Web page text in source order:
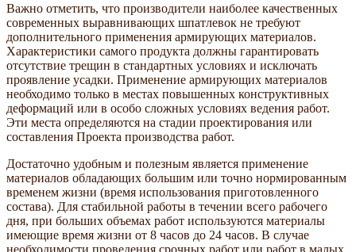
Важно отметить, что производители наиболее качественных
современных выравнивающих шпатлевок не требуют
дополнительного применения армирующих материалов.
Характеристики самого продукта должны гарантировать
отсутствие трещин в стандартных условиях и исключать
проявление усадки. Применение армирующих материалов
необходимо только в местах повышенных конструктивных
деформаций или в особо сложных условиях ведения работ.
Эти места определяются на стадии проектирования или
составления Проекта производства работ.
Достаточно удобным и полезным является применение
материалов обладающих большим или точно нормированным
временем жизни (время использования приготовленного
состава). Для стабильной работы в течении всего рабочего
дня, при больших объемах работ используются материалы
имеющие время жизни от 8 часов до 24 часов. В случае
необходимости проведения срочных работ или работ в малых